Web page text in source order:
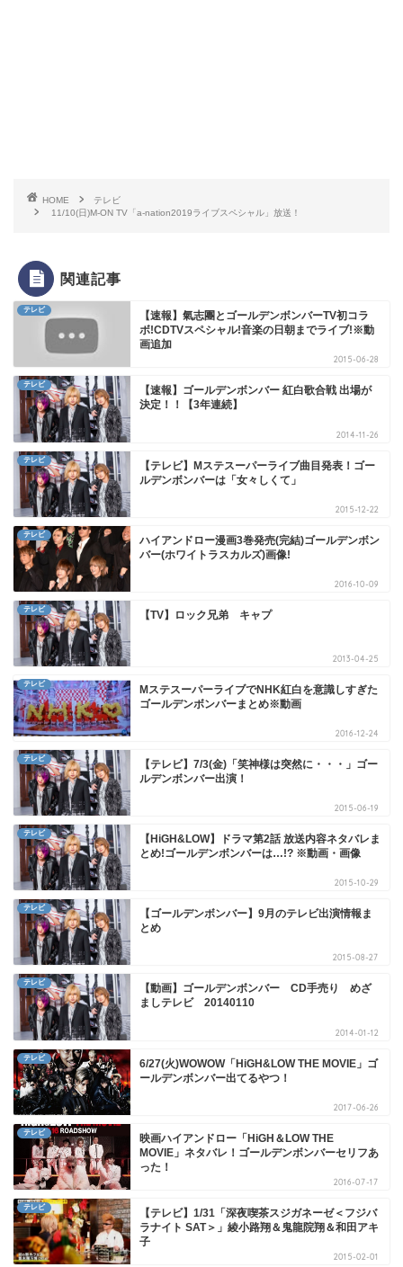
HOME
テレビ
11/10(日)M-ON TV「a-nation2019ライブスペシャル」放送！
関連記事
テレビ
【速報】氣志團とゴールデンボンバーTV初コラ
ボ!CDTVスペシャル!音楽の日朝までライブ!※動
画追加
2015-06-28
テレビ
【速報】ゴールデンボンバー 紅白歌合戦 出場が
決定！！【3年連続】
2014-11-26
テレビ
【テレビ】Mステスーパーライブ曲目発表！ゴー
ルデンボンバーは「女々しくて」
2015-12-22
テレビ
ハイアンドロー漫画3巻発売(完結)ゴールデンボン
バー(ホワイトラスカルズ)画像!
2016-10-09
テレビ 【TV】ロック兄弟 キャプ
2013-04-25
テレビ
MステスーパーライブでNHK紅白を意識しすぎた
ゴールデンボンバーまとめ※動画
2016-12-24
テレビ
【テレビ】7/3(金)「笑神様は突然に・・・」ゴー
ルデンボンバー出演！
2015-06-19
テレビ
【HiGH&LOW】ドラマ第2話 放送内容ネタバレま
とめ!ゴールデンボンバーは…!? ※動画・画像
2015-10-29
テレビ
【ゴールデンボンバー】9月のテレビ出演情報ま
とめ
2015-08-27
テレビ
【動画】ゴールデンボンバー CD手売り めざ
ましテレビ 20140110
2014-01-12
テレビ
6/27(火)WOWOW「HiGH&LOW THE MOVIE」ゴ
ールデンボンバー出てるやつ！
2017-06-26
テレビ
映画ハイアンドロー「HiGH＆LOW THE
MOVIE」ネタバレ！ゴールデンボンバーセリフあ
った！
2016-07-17
テレビ
【テレビ】1/31「深夜喫茶スジガネーゼ＜フジバ
ラナイト SAT＞」綾小路翔＆鬼龍院翔＆和田アキ
子
2015-02-01